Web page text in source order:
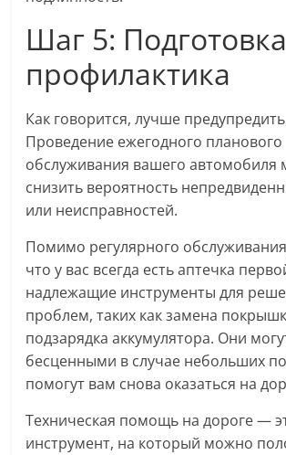
Шаг 5:
профилактика
Как говорится, лучше
Проведение ежегодного планового
обслуживания вашего автомобиля
снизить вероятность
или неисправностей.
Помимо регулярного
что у вас всегда есть аптечка
надлежащие инструменты для
проблем, таких как замена
подзарядка аккумулятора. Они
бесценными в случае небольших
помогут вам снова оказаться на
Техническая помощь на дороге —
инструмент, на который можно